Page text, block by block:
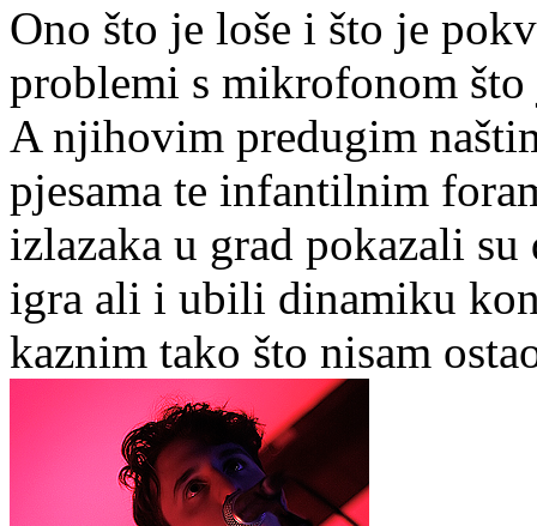
Ono što je loše i što je
problemi s mikrofonom
A njihovim predugim
pjesama te infantilnim
izlazaka u grad pokazali
igra ali i ubili dinamiku
kaznim tako što nisam